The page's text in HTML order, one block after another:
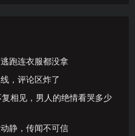
跑连衣服都没拿
，评论区炸了
相见，男人的绝情看哭多少
静，传闻不可信